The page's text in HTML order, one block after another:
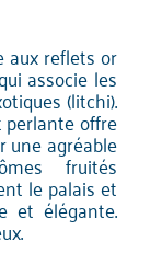
aux reflets or
associe les
(litchi).
offre
une agréable
fruités
le palais et
et élégante.